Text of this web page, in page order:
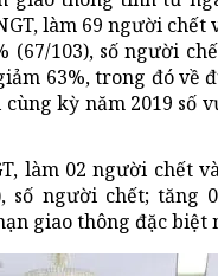
làm 69 người
(67/103), số người
63%, trong đó về
kỳ năm 2019 số
làm 02 người chết
số người chết; tăng
giao thông đặc